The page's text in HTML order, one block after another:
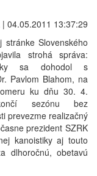
| 04.05.2011 13:37:29
Slovenského
strohá správa:
sa dohodol s
Pavlom Blahom, na
ku dňu 30. 4.
sezónu bez
prevezme realizačný
prezident SZRK
kanoistiky aj touto
dlhoročnú, obetavú